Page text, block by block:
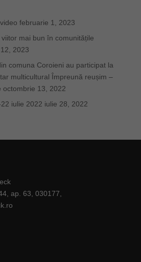
februarie 1, 2023
mai bun în comunitățile
2023
comuna Coroieni au participat la
multicultural Împreună reușim –
octombrie 13, 2022
iulie 2022 iulie 28, 2022
ap. 63, 030177,